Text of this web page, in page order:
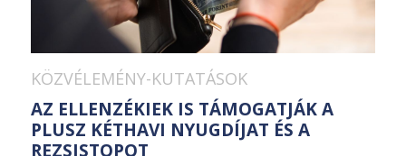
KÖZVÉLEMÉNY-KUTATÁSOK
AZ ELLENZÉKIEK IS TÁMOGATJÁK A
PLUSZ KÉTHAVI NYUGDÍJAT ÉS A
REZSISTOPOT